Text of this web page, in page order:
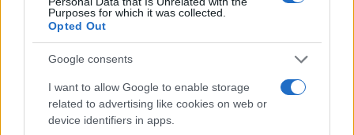
Purposes for which it was collected.
Opted Out
Google consents
I want to allow Google to enable storage
related to advertising like cookies on web or
device identifiers in apps.
La macchina usata più affidabile: un investimento che esige
ponderazione